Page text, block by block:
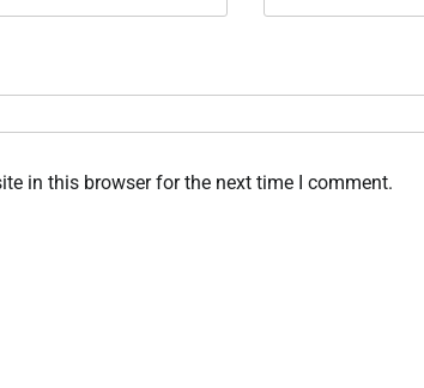
in this browser for the next time I comment.